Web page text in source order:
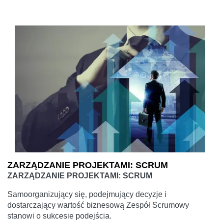
ZARZĄDZANIE PROJEKTAMI: SCRUM
ZARZĄDZANIE PROJEKTAMI: SCRUM
Samoorganizujący się, podejmujący decyzje i
dostarczający wartość biznesową Zespół Scrumowy
stanowi o sukcesie podejścia.